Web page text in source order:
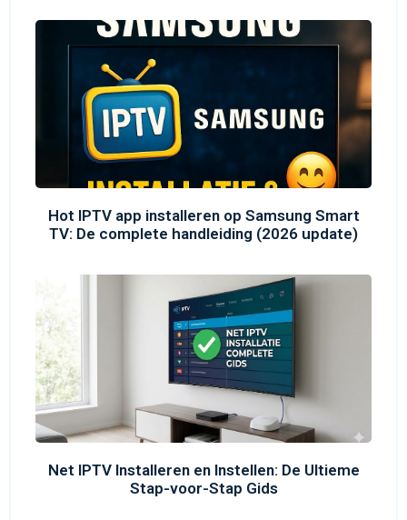
Hot IPTV app installeren op Samsung Smart
TV: De complete handleiding (2026 update)
Net IPTV Installeren en Instellen: De Ultieme
Stap-voor-Stap Gids